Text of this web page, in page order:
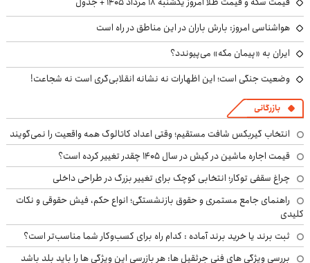
هواشناسی امروز: بارش باران در این مناطق در راه است
ایران به «پیمان مکه» می‌پیوندد؟
وضعیت جنگی است؛ این اظهارات نه نشانه انقلابی‌گری است نه شجاعت!
بازرگانی
انتخاب گیربکس شافت مستقیم؛ وقتی اعداد کاتالوگ همه واقعیت را نمی‌گویند
قیمت اجاره ماشین در کیش در سال ۱۴۰۵ چقدر تغییر کرده است؟
چراغ سقفی توکار؛ انتخابی کوچک برای تغییر بزرگ در طراحی داخلی
راهنمای جامع مستمری و حقوق بازنشستگی؛ انواع حکم، فیش حقوقی و نکات
کلیدی
ثبت برند یا خرید برند آماده : کدام راه برای کسب‌وکار شما مناسب‌تر است؟
بررسی ویژگی های فنی جرثقیل ها: هر بازرسی این ویژگی ها را باید بلد باشد